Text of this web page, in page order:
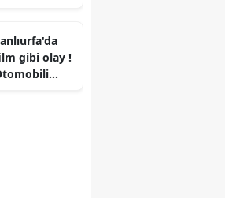
gibi olay !